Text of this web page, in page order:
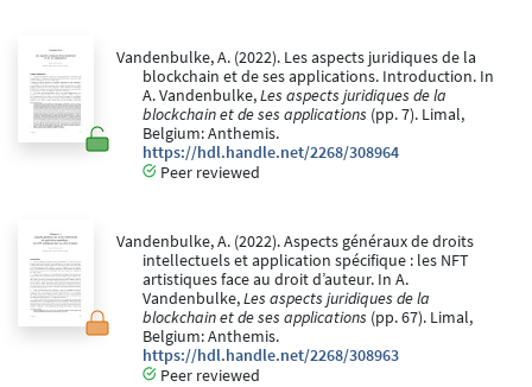
Vandenbulke, A. (2022). Les aspects juridiques de la
blockchain et de ses applications. Introduction. In
A. Vandenbulke,Les aspects juridiques de la
blockchain et de ses applications (pp. 7). Limal,
Belgium: Anthemis.
https://hdl.handle.net/2268/308964
Peer reviewed
Vandenbulke, A. (2022). Aspects généraux de droits
intellectuels et application spécifique : les NFT
artistiques face au droit d’auteur. In A.
Vandenbulke,Les aspects juridiques de la
blockchain et de ses applications (pp. 67). Limal,
Belgium: Anthemis.
https://hdl.handle.net/2268/308963
Peer reviewed